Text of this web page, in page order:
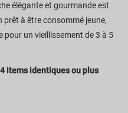
élégante et gourmande est
à être consommé jeune,
pour un vieillissement de 3 à 5
items identiques ou plus